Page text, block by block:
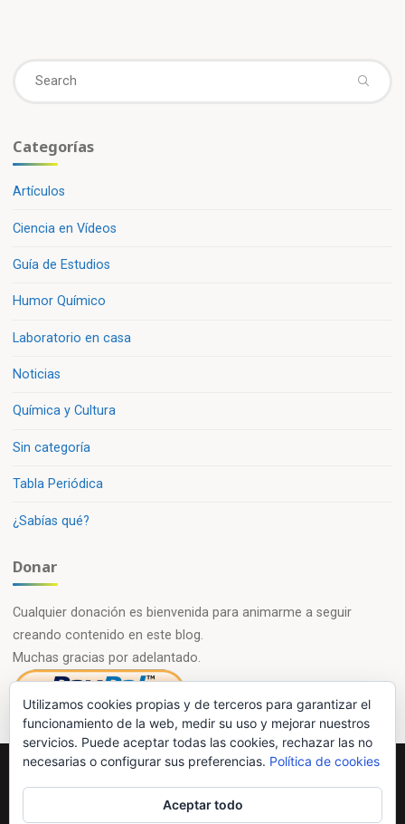
Categorías
Artículos
Ciencia en Vídeos
Guía de Estudios
Humor Químico
Laboratorio en casa
Noticias
Química y Cultura
Sin categoría
Tabla Periódica
¿Sabías qué?
Donar
Cualquier donación es bienvenida para animarme a seguir
creando contenido en este blog.
Muchas gracias por adelantado.
Utilizamos cookies propias y de terceros para garantizar el
funcionamiento de la web, medir su uso y mejorar nuestros
servicios. Puede aceptar todas las cookies, rechazar las no
necesarias o configurar sus preferencias. Política de cookies
Aceptar todo